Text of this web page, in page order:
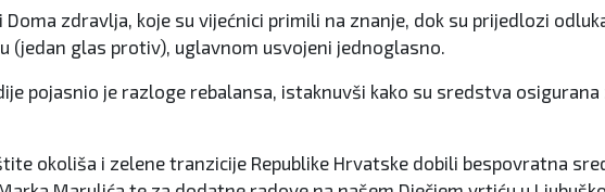
zdravlja, koje su vijećnici primili na znanje, dok su prijedlozi
glas protiv), uglavnom usvojeni jednoglasno.
pojasnio je razloge rebalansa, istaknuvši kako su sredstva
okoliša i zelene tranzicije Republike Hrvatske dobili bespovratna